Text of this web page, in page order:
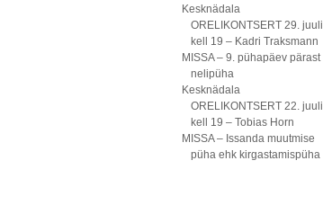
Kesknädala
ORELIKONTSERT 29. juulil
kell 19 – Kadri Traksmann
MISSA – 9. pühapäev pärast
nelipüha
Kesknädala
ORELIKONTSERT 22. juulil
kell 19 – Tobias Horn
MISSA – Issanda muutmise
püha ehk kirgastamispüha